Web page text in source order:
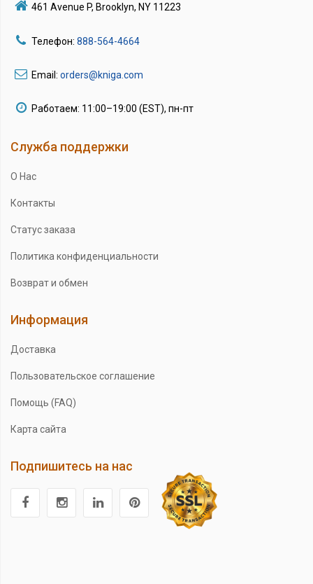
461 Avenue P, Brooklyn, NY 11223
Телефон: 888-564-4664
Email: orders@kniga.com
Работаем: 11:00–19:00 (EST), пн-пт
Служба поддержки
О Нас
Контакты
Статус заказа
Политика конфиденциальности
Возврат и обмен
Информация
Доставка
Пользовательское соглашение
Помощь (FAQ)
Карта сайта
Подпишитесь на нас